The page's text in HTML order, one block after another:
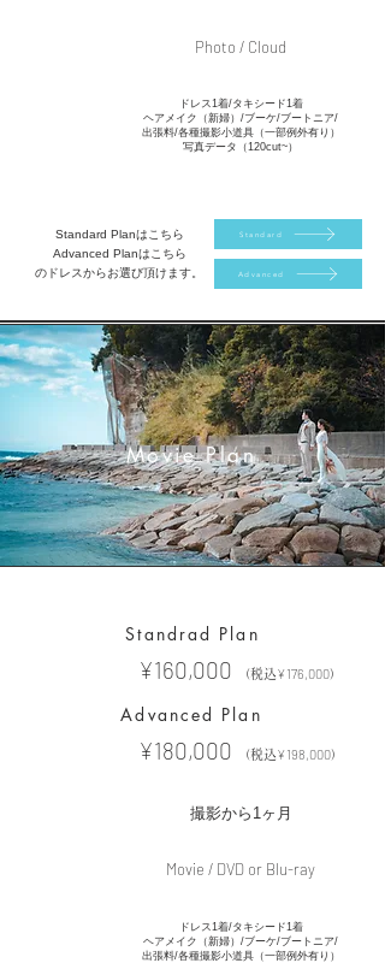
Photo / Cloud
ドレス1着/タキシード1着
ヘアメイク（新婦）/ブーケ/ブートニア/
出張料/各種撮影小道具（一部例外有り）
写真データ（120cut~）
Standard Planはこちら
Advanced Planはこちら
のドレスからお選び頂けます。
Standard
Advanced
Movie Plan
Standrad Plan
¥160,000 （税込¥176,000）
Advanced Plan
¥180,000 （税込¥198,000）
撮影から1ヶ月
Movie / DVD or Blu-ray
ドレス1着/タキシード1着
ヘアメイク（新婦）/ブーケ/ブートニア/
出張料/各種撮影小道具（一部例外有り）